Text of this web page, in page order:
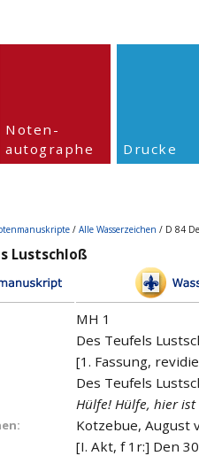
Noten-
autographe
Drucke
/ Alle Wasserzeichen / D 84
Lustschloß
MH 1
Des Teufels
[1. Fassung,
Des Teufels
Hülfe! Hülfe, hier ist
Kotzebue, August
[I. Akt, f 1r:] Den